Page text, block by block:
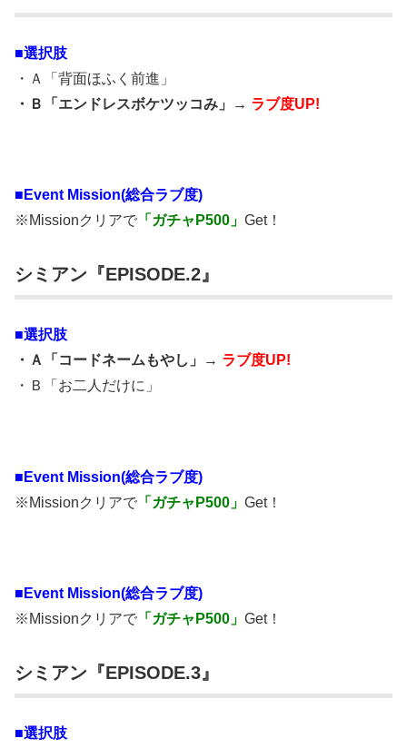
■選択肢
・Ａ「背面ほふく前進」
・Ｂ「エンドレスボケツッコみ」→ ラブ度UP!
■ Event Mission(総合ラブ度)
※Missionクリアで 「ガチャP500」 Get！
シミアン『EPISODE.2』
■選択肢
・Ａ「コードネームもやし」→ ラブ度UP!
・Ｂ「お二人だけに」
■ Event Mission(総合ラブ度)
※Missionクリアで 「ガチャP500」 Get！
■ Event Mission(総合ラブ度)
※Missionクリアで 「ガチャP500」 Get！
シミアン『EPISODE.3』
■選択肢